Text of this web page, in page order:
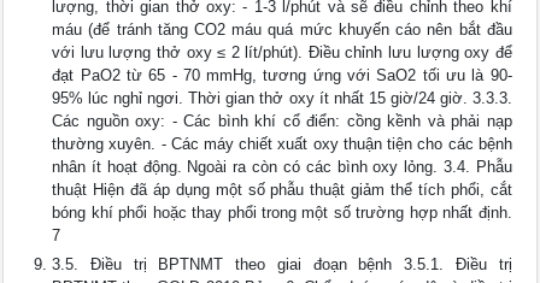
lượng, thời gian thở oxy: - 1-3 l/phút và sẽ điều chỉnh theo khí
máu (để tránh tăng CO2 máu quá mức khuyến cáo nên bắt đầu
với lưu lượng thở oxy ≤ 2 lít/phút). Điều chỉnh lưu lượng oxy để
đạt PaO2 từ 65 - 70 mmHg, tương ứng với SaO2 tối ưu là 90-
95% lúc nghỉ ngơi. Thời gian thở oxy ít nhất 15 giờ/24 giờ. 3.3.3.
Các nguồn oxy: - Các bình khí cổ điển: cồng kềnh và phải nạp
thường xuyên. - Các máy chiết xuất oxy thuận tiện cho các bệnh
nhân ít hoạt động. Ngoài ra còn có các bình oxy lỏng. 3.4. Phẫu
thuật Hiện đã áp dụng một số phẫu thuật giảm thể tích phổi, cắt
bóng khí phổi hoặc thay phổi trong một số trường hợp nhất định.
7
3.5. Điều trị BPTNMT theo giai đoạn bệnh 3.5.1. Điều trị